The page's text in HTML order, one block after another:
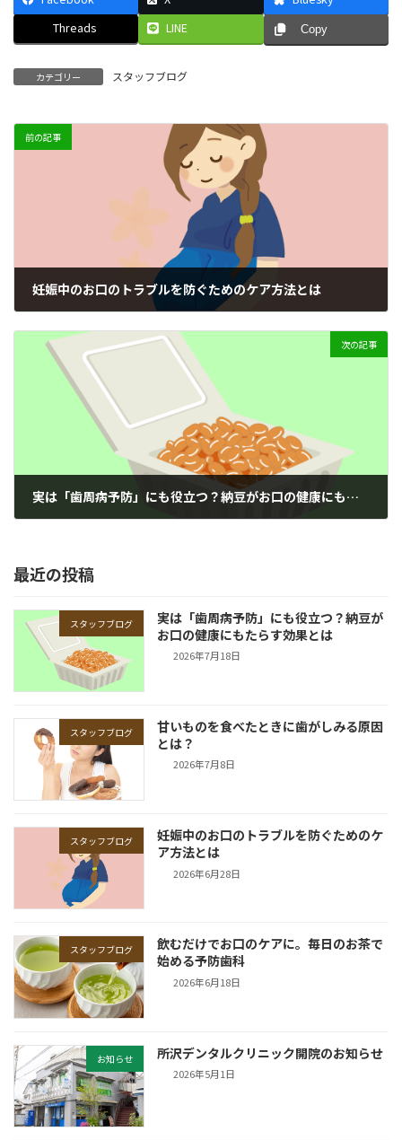
Threads
LINE Copy
カテゴリー スタッフブログ
前の記事
妊娠中のお口のトラブルを防ぐためのケア方法とは
次の記事
実は「歯周病予防」にも役立つ？納豆がお口の健康にもたらす効果とは
最近の投稿
スタッフブログ
実は「歯周病予防」にも役立つ？納豆が
お口の健康にもたらす効果とは
2026年7月18日
スタッフブログ
甘いものを食べたときに歯がしみる原因
とは？
2026年7月8日
スタッフブログ
妊娠中のお口のトラブルを防ぐためのケ
ア方法とは
2026年6月28日
スタッフブログ
飲むだけでお口のケアに。毎日のお茶で
始める予防歯科
2026年6月18日
お知らせ 所沢デンタルクリニック開院のお知らせ
2026年5月1日